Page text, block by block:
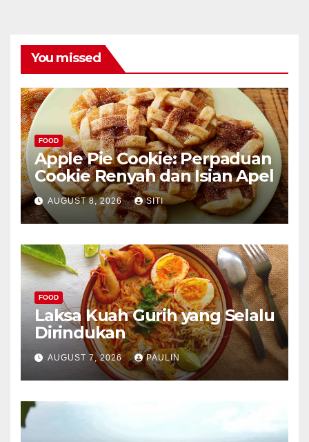
You missed
FOOD
Apple Pie Cookie: Perpaduan
Cookie Renyah dan Isian Apel
AUGUST 8, 2026 SITI
FOOD
Laksa Kuah Gurih yang Selalu
Dirindukan
AUGUST 7, 2026 PAULIN